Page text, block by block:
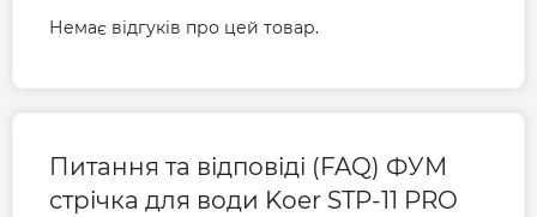
Немає відгуків про цей товар.
Питання та відповіді (FAQ) ФУМ
стрічка для води Koer STP-11 PRO